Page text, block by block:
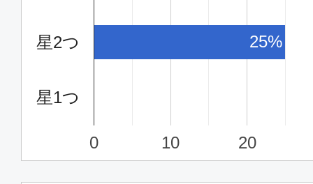
0 10 20
星2つ
星1つ
25%